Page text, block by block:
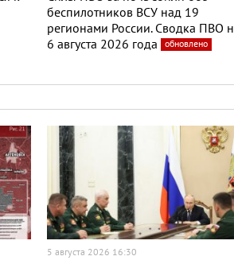
беспилотников ВСУ над 19
регионами России. Сводка ПВО
6 августа 2026 года
обновлено
5 августа 2026 16:30